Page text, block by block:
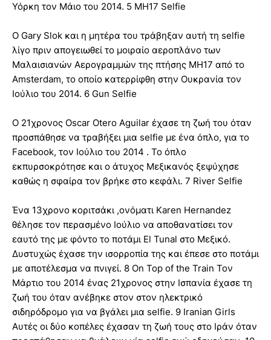
Υόρκη τον Μάιο του 2014. 5 MH17 Selfie
Ο Gary Slok και η μητέρα του τράβηξαν αυτή τη selfie
λίγο πριν απογειωθεί το μοιραίο αεροπλάνο των
Μαλαισιανών Αερογραμμών της πτήσης MH17 από το
Αmsterdam, το οποίο κατερρίφθη στην Ουκρανία τον
Ιούλιο του 2014. 6 Gun Selfie
Ο 21χρονος Oscar Otero Aguilar έχασε τη ζωή του όταν
προσπάθησε να τραβήξει μια selfie με ένα όπλο, για το
Facebook, τον Ιούλιο του 2014 . Το όπλο
εκπυρσοκρότησε και ο άτυχος Μεξικανός ξεψύχησε
καθώς η σφαίρα τον βρήκε στο κεφάλι. 7 River Selfie
Ένα 13χρονο κοριτσάκι ,ονόματι Karen Hernandez
θέλησε τον περασμένο Ιούλιο να αποθανατίσει τον
εαυτό της με φόντο το ποτάμι El Tunal στο Μεξικό.
Δυστυχώς έχασε την ισορροπία της και έπεσε στο ποτάμι
με αποτέλεσμα να πνιγεί. 8 On Top of the Train Τον
Μάρτιο του 2014 ένας 21χρονος στην Ισπανία έχασε τη
ζωή του όταν ανέβηκε στον στον ηλεκτρικό
σιδηρόδρομο για να βγάλει μια selfie. 9 Iranian Girls
Αυτές οι δύο κοπέλες έχασαν τη ζωή τους στο Ιράν όταν